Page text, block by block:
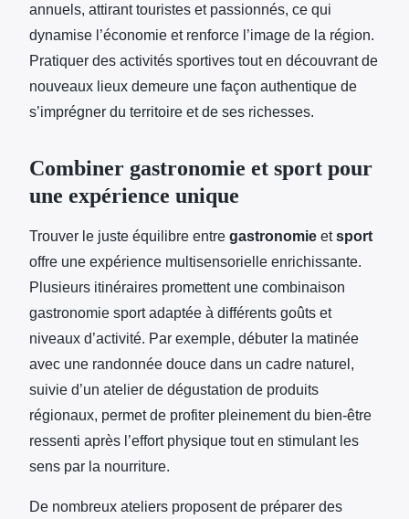
annuels, attirant touristes et passionnés, ce qui
dynamise l’économie et renforce l’image de la région.
Pratiquer des activités sportives tout en découvrant de
nouveaux lieux demeure une façon authentique de
s’imprégner du territoire et de ses richesses.
Combiner gastronomie et sport pour
une expérience unique
Trouver le juste équilibre entre gastronomie etsport
offre une expérience multisensorielle enrichissante.
Plusieurs itinéraires promettent une combinaison
gastronomie sport adaptée à différents goûts et
niveaux d’activité. Par exemple, débuter la matinée
avec une randonnée douce dans un cadre naturel,
suivie d’un atelier de dégustation de produits
régionaux, permet de profiter pleinement du bien-être
ressenti après l’effort physique tout en stimulant les
sens par la nourriture.
De nombreux ateliers proposent de préparer des